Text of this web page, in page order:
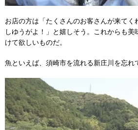
お店の方は「たくさんのお客さんが来てく
しゆうがよ！」と嬉しそう。これからも美
けて欲しいものだ。
魚といえば、須崎市を流れる新庄川を忘れ